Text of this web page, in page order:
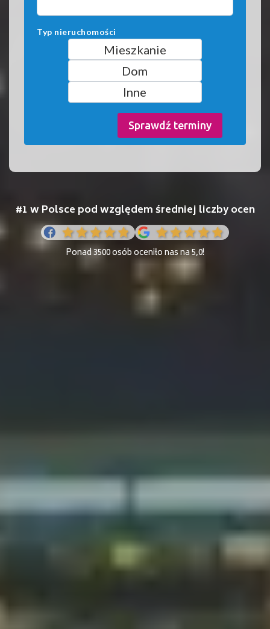
Typ nieruchomości
Mieszkanie
Dom
Inne
Sprawdź terminy
#1 w Polsce pod względem średniej liczby ocen
Ponad 3500 osób oceniło nas na 5,0!